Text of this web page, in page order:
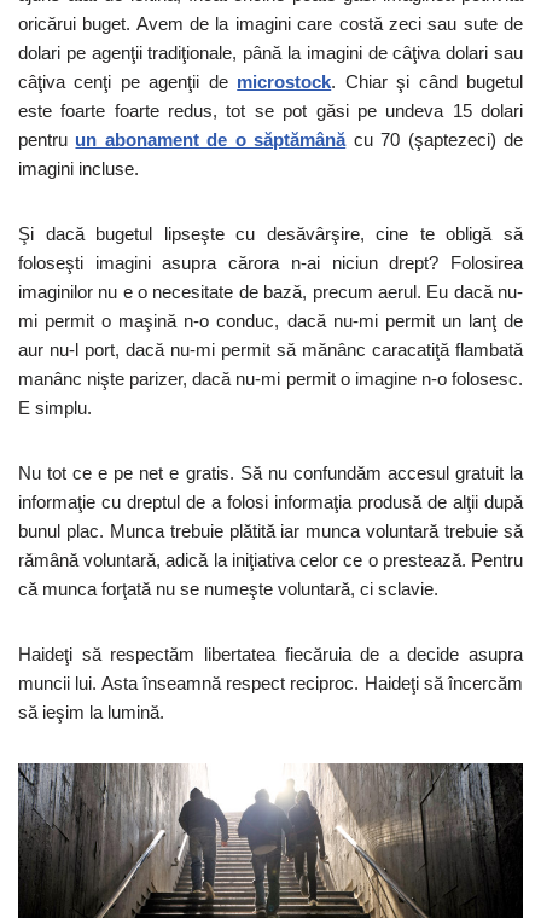
oricărui buget. Avem de la imagini care costă zeci sau sute de
dolari pe agenţii tradiţionale, până la imagini de câţiva dolari sau
câţiva cenţi pe agenţii de microstock. Chiar şi când bugetul
este foarte foarte redus, tot se pot găsi pe undeva 15 dolari
pentru un abonament de o săptămână cu 70 (şaptezeci) de
imagini incluse.
Şi dacă bugetul lipseşte cu desăvârşire, cine te obligă să
foloseşti imagini asupra cărora n-ai niciun drept? Folosirea
imaginilor nu e o necesitate de bază, precum aerul. Eu dacă nu-
mi permit o maşină n-o conduc, dacă nu-mi permit un lanţ de
aur nu-l port, dacă nu-mi permit să mănânc caracatiţă flambată
manânc nişte parizer, dacă nu-mi permit o imagine n-o folosesc.
E simplu.
Nu tot ce e pe net e gratis. Să nu confundăm accesul gratuit la
informaţie cu dreptul de a folosi informaţia produsă de alţii după
bunul plac. Munca trebuie plătită iar munca voluntară trebuie să
rămână voluntară, adică la iniţiativa celor ce o prestează. Pentru
că munca forţată nu se numeşte voluntară, ci sclavie.
Haideţi să respectăm libertatea fiecăruia de a decide asupra
muncii lui. Asta înseamnă respect reciproc. Haideţi să încercăm
să ieşim la lumină.